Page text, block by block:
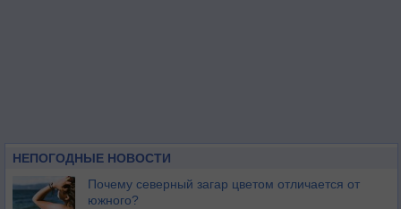
НЕПОГОДНЫЕ НОВОСТИ
Почему северный загар цветом отличается от
южного?